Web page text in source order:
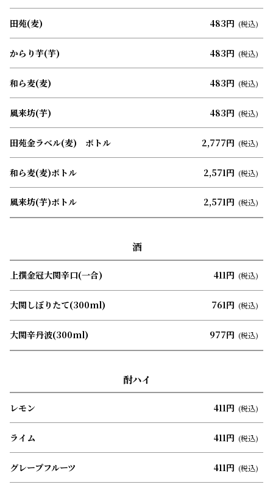
田苑(麦) 483円 (税込)
からり芋(芋) 483円 (税込)
和ら麦(麦) 483円 (税込)
風来坊(芋) 483円 (税込)
田苑金ラベル(麦) ボトル 2,777円 (税込)
和ら麦(麦)ボトル 2,571円 (税込)
風来坊(芋)ボトル 2,571円 (税込)
酒
上撰金冠大関辛口(一合) 411円 (税込)
大関しぼりたて(300ml) 761円 (税込)
大関辛丹波(300ml) 977円 (税込)
酎ハイ
レモン 411円 (税込)
ライム 411円 (税込)
グレープフルーツ 411円 (税込)